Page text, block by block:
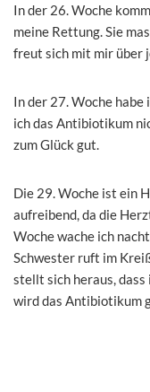
In der 26. Woche
meine Rettung. Sie
freut sich mit mir über
In der 27. Woche habe
ich das Antibiotikum
zum Glück gut.
Die 29. Woche ist ein
aufreibend, da die
Woche wache ich
Schwester ruft im
stellt sich heraus,
wird das Antibiotikum